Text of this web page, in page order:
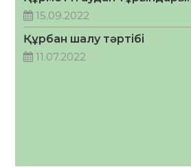
кеңесшісі болып
05.08.2026
15.09.2022
Құрбан шалу тәртібі
11.07.2022